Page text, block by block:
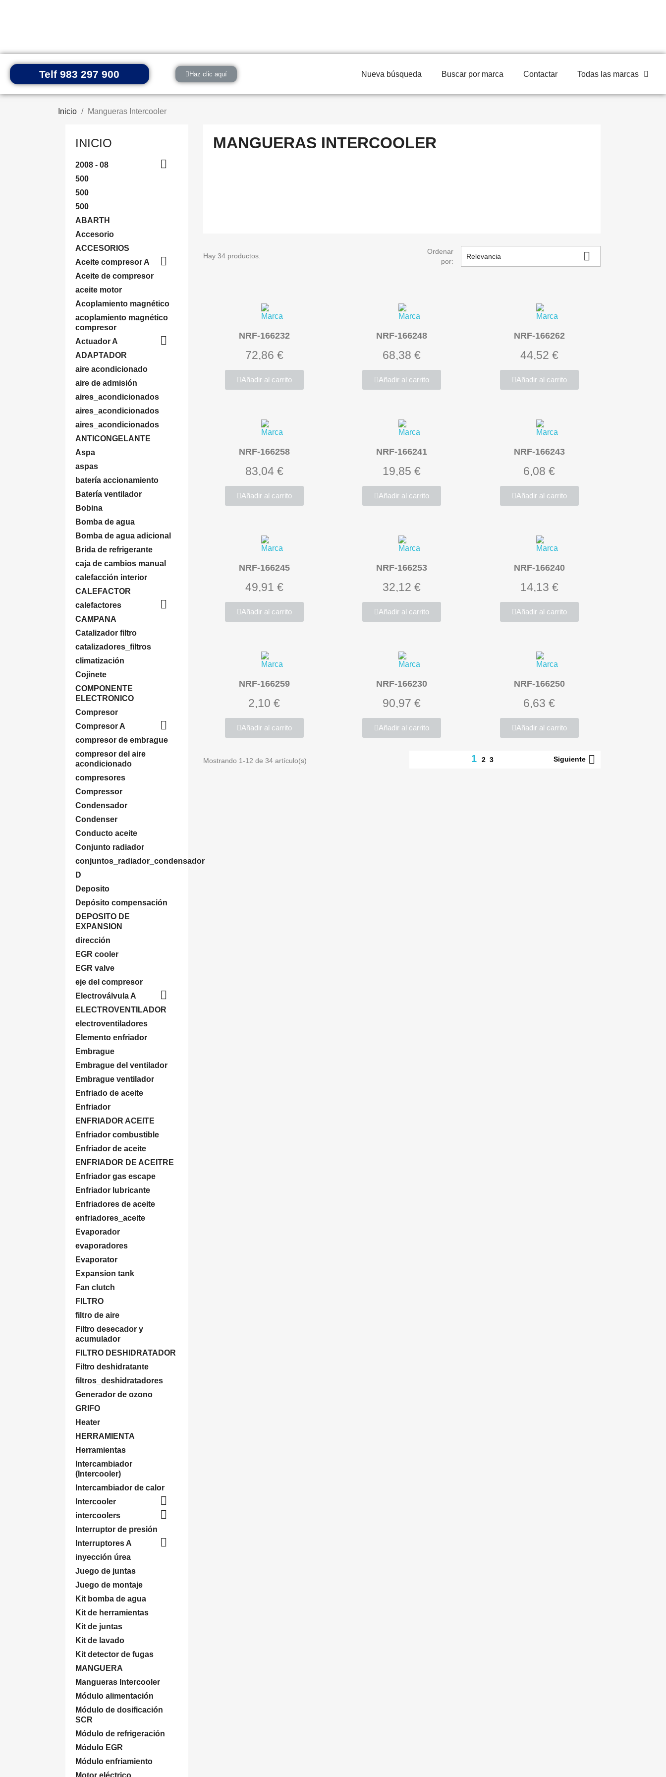
Telf 983 297 900 Haz clic aquí Nueva búsqueda Buscar por marca Contactar Todas las marcas
Inicio Mangueras Intercooler
INICIO
2008 - 08 
500
500
500
ABARTH
Accesorio
ACCESORIOS
Aceite compresor A

Aceite de compresor
aceite motor
Acoplamiento magnético
acoplamiento magnético
compresor
Actuador A

ADAPTADOR
aire acondicionado
aire de admisión
aires_acondicionados
aires_acondicionados
aires_acondicionados
ANTICONGELANTE
Aspa
aspas
batería accionamiento
Batería ventilador
Bobina
Bomba de agua
Bomba de agua adicional
Brida de refrigerante
caja de cambios manual
calefacción interior
CALEFACTOR
calefactores

CAMPANA
Catalizador filtro
catalizadores_filtros
climatización
Cojinete
COMPONENTE
ELECTRONICO
Compresor
Compresor A

compresor de embrague
compresor del aire
acondicionado
compresores
Compressor
Condensador
Condenser
Conducto aceite
Conjunto radiador
conjuntos_radiador_condensador
D
Deposito
Depósito compensación
DEPOSITO DE
EXPANSION
dirección
EGR cooler
EGR valve
eje del compresor
Electroválvula A

ELECTROVENTILADOR
electroventiladores
Elemento enfriador
Embrague
Embrague del ventilador
Embrague ventilador
Enfriado de aceite
Enfriador
ENFRIADOR ACEITE
Enfriador combustible
Enfriador de aceite
ENFRIADOR DE ACEITRE
Enfriador gas escape
Enfriador lubricante
Enfriadores de aceite
enfriadores_aceite
Evaporador
evaporadores
Evaporator
Expansion tank
Fan clutch
FILTRO
filtro de aire
Filtro desecador y
acumulador
FILTRO DESHIDRATADOR
Filtro deshidratante
filtros_deshidratadores
Generador de ozono
GRIFO
Heater
HERRAMIENTA
Herramientas
Intercambiador
(Intercooler)
Intercambiador de calor
Intercooler

intercoolers 
Interruptor de presión
Interruptores A

inyección úrea
Juego de juntas
Juego de montaje
Kit bomba de agua
Kit de herramientas
Kit de juntas
Kit de lavado
Kit detector de fugas
MANGUERA
Mangueras Intercooler
Módulo alimentación
Módulo de dosificación
SCR
Módulo de refrigeración
Módulo EGR
Módulo enfriamiento
Motor eléctrico
MANGUERAS INTERCOOLER
Hay 34 productos.
Ordenar
por:
Relevancia 
NRF-166232
72,86 €
Añadir al carrito
NRF-166248
68,38 €
Añadir al carrito
NRF-166262
44,52 €
Añadir al carrito
NRF-166258
83,04 €
Añadir al carrito
NRF-166241
19,85 €
Añadir al carrito
NRF-166243
6,08 €
Añadir al carrito
NRF-166245
49,91 €
Añadir al carrito
NRF-166253
32,12 €
Añadir al carrito
NRF-166240
14,13 €
Añadir al carrito
NRF-166259
2,10 €
Añadir al carrito
NRF-166230
90,97 €
Añadir al carrito
NRF-166250
6,63 €
Añadir al carrito
Mostrando 1-12 de 34 artículo(s) 1 2 3 Siguiente 